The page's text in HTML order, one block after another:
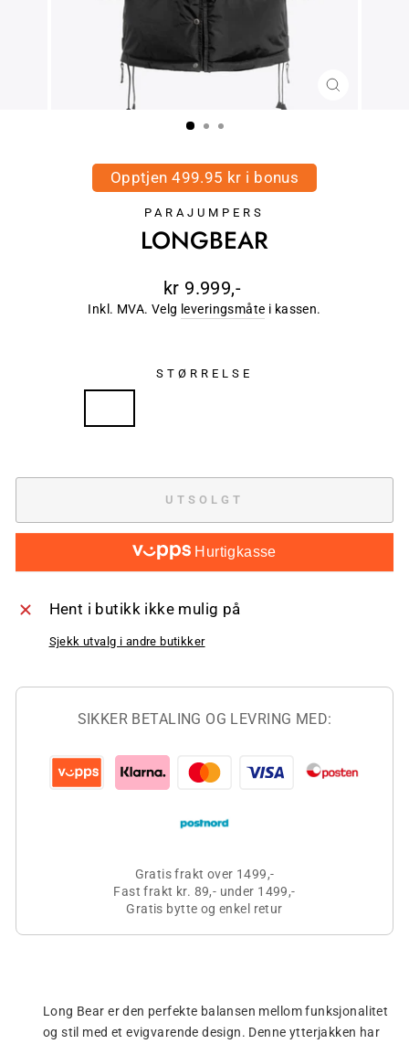
Opptjen 499.95 kr i bonus
PARAJUMPERS
LONGBEAR
Ordinær
pris
kr 9.999,-
Inkl. MVA. Velg leveringsmåte i kassen.
STØRRELSE
UTSOLGT
Hurtigkasse
Hent i butikk ikke mulig på
Sjekk utvalg i andre butikker
SIKKER BETALING OG LEVRING MED:
Gratis frakt over 1499,-
Fast frakt kr. 89,- under 1499,-
Gratis bytte og enkel retur
Long Bear er den perfekte balansen mellom funksjonalitet
og stil med et evigvarende design. Denne ytterjakken har